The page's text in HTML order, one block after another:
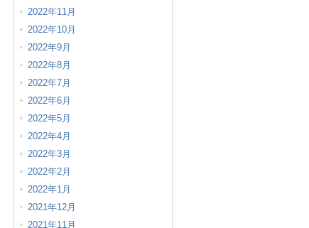
2022年11月
2022年10月
2022年9月
2022年8月
2022年7月
2022年6月
2022年5月
2022年4月
2022年3月
2022年2月
2022年1月
2021年12月
2021年11月